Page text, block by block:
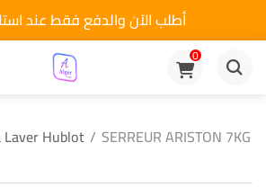
أطلب الآن والدفع فقط عند
0
Laver Hublot / SERREUR ARISTON 7KG